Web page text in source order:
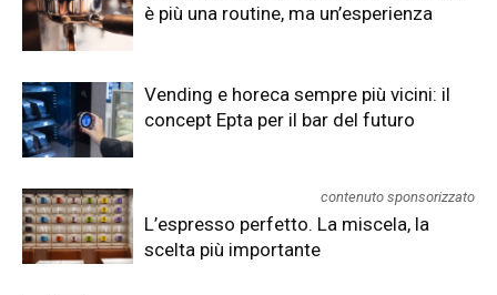
è più una routine, ma un’esperienza
Vending e horeca sempre più vicini: il
concept Epta per il bar del futuro
contenuto sponsorizzato
L’espresso perfetto. La miscela, la
scelta più importante